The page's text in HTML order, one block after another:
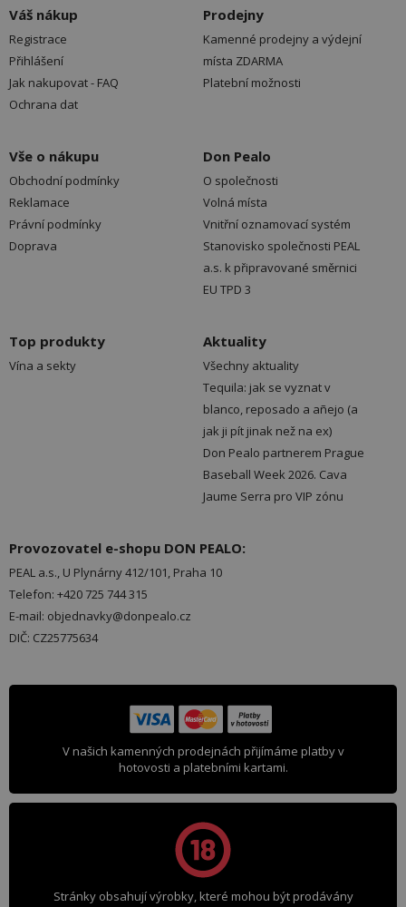
Váš nákup
Registrace
Přihlášení
Jak nakupovat - FAQ
Ochrana dat
Prodejny
Kamenné prodejny a výdejní
místa ZDARMA
Platební možnosti
Vše o nákupu
Obchodní podmínky
Reklamace
Právní podmínky
Doprava
Don Pealo
O společnosti
Volná místa
Vnitřní oznamovací systém
Stanovisko společnosti PEAL
a.s. k připravované směrnici
EU TPD 3
Top produkty
Vína a sekty
Aktuality
Všechny aktuality
Tequila: jak se vyznat v
blanco, reposado a añejo (a
jak ji pít jinak než na ex)
Don Pealo partnerem Prague
Baseball Week 2026. Cava
Jaume Serra pro VIP zónu
Provozovatel e-shopu DON PEALO:
PEAL a.s., U Plynárny 412/101, Praha 10
Telefon: +420 725 744 315
E-mail: objednavky@donpealo.cz
DIČ: CZ25775634
V našich kamenných prodejnách přijímáme platby v
hotovosti a platebními kartami.
Stránky obsahují výrobky, které mohou být prodávány